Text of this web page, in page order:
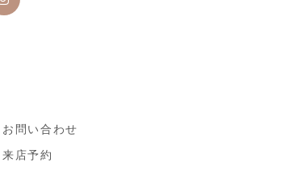
お問い合わせ
来店予約